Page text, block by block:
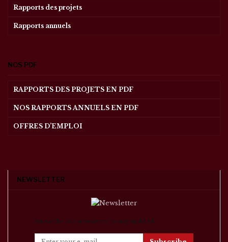
Rapports des projets
Rapports annuels
NOS PDF
RAPPORTS DES PROJETS EN PDF
NOS RAPPORTS ANNUELS EN PDF
OFFRES D’EMPLOI
NEWSLETTER
Subscribe our newsletter to stay updated.